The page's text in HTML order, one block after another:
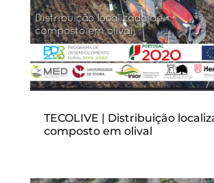
TECOLIVE | Distribuição
composto em olival